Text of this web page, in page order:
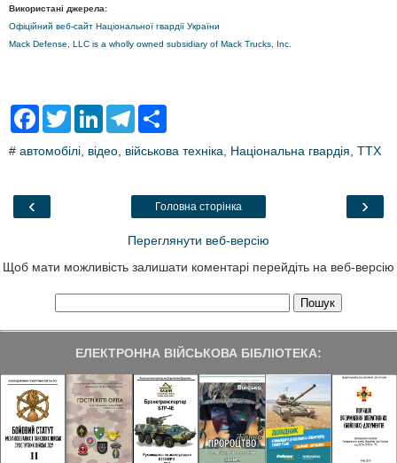
Використані джерела:
Офіційний веб-сайт Національної гвардії України
Mack Defense, LLC is a wholly owned subsidiary of Mack Trucks, Inc.
F
e
o
T
t
L
k
T
e
a
r
# автомобілі відео військова техніка Національна гвардія ТТХ
‹ ›
Головна сторінка
Переглянути веб-версію
Щоб мати можливість залишати коментарі перейдіть на веб-версію
ЕЛЕКТРОННА ВІЙСЬКОВА БІБЛІОТЕКА: